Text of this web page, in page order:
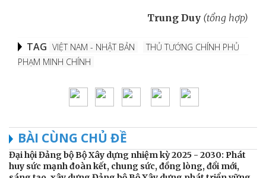
Trung Duy (tổng hợp)
TAG VIỆT NAM - NHẬT BẢN
THỦ TƯỚNG CHÍNH PHỦ
PHẠM MINH CHÍNH
BÀI CÙNG CHỦ ĐỀ
Đại hội Đảng bộ Bộ Xây dựng nhiệm kỳ 2025 - 2030: Phát
huy sức mạnh đoàn kết, chung sức, đồng lòng, đổi mới,